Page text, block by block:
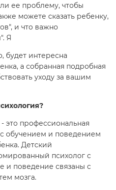
ее проблему, чтобы
можете сказать ребенку,
и что важно
Я
будет интересна
а собранная подробная
уходу за вашим
это профессиональная
с обучением и поведением
Детский
психолог с
и поведение связаны с
мозга.